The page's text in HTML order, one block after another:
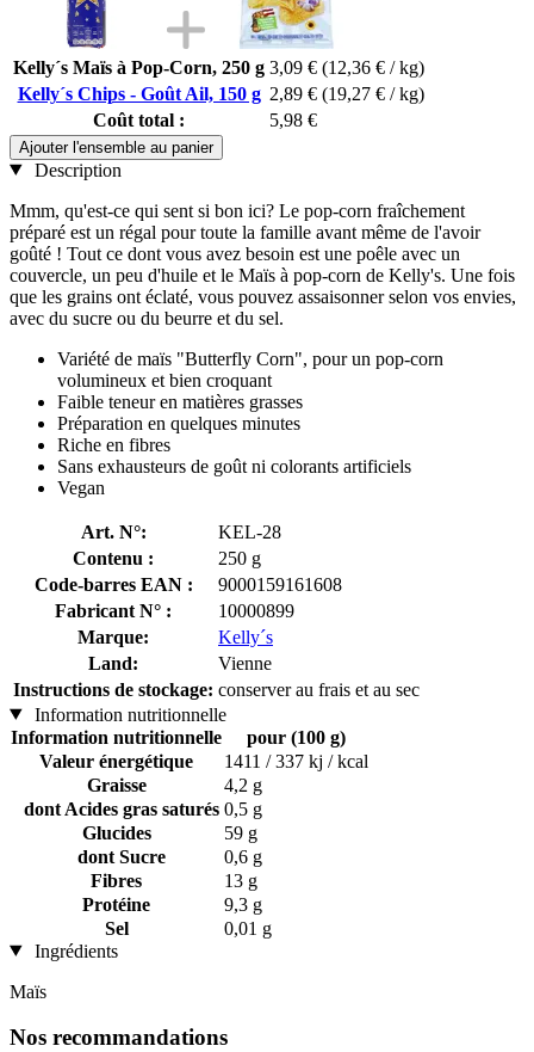
Kelly´s Maïs à Pop-Corn, 250 g 3,09 € (12,36 € / kg)
Kelly´s Chips - Goût Ail, 150 g 2,89 € (19,27 € / kg)
Coût total :
5,98 €
Ajouter l'ensemble au panier
Description
Mmm, qu'est-ce qui sent si bon ici? Le pop-corn fraîchement
préparé est un régal pour toute la famille avant même de l'avoir
goûté ! Tout ce dont vous avez besoin est une poêle avec un
couvercle, un peu d'huile et le Maïs à pop-corn de Kelly's. Une fois
que les grains ont éclaté, vous pouvez assaisonner selon vos envies,
avec du sucre ou du beurre et du sel.
Variété de maïs "Butterfly Corn", pour un pop-corn
volumineux et bien croquant
Faible teneur en matières grasses
Préparation en quelques minutes
Riche en fibres
Sans exhausteurs de goût ni colorants artificiels
Vegan
Art. N°:
KEL-28
Contenu :
250 g
Code-barres EAN :
9000159161608
Fabricant N° :
10000899
Marque:
Kelly´s
Land:
Vienne
Instructions de stockage: conserver au frais et au sec
Information nutritionnelle
Information nutritionnelle
pour (100 g)
Valeur énergétique
1411 / 337 kj / kcal
Graisse
4,2 g
dont Acides gras saturés 0,5 g
Glucides
59 g
dont Sucre
0,6 g
Fibres
13 g
Protéine
9,3 g
Sel
0,01 g
Ingrédients
Maïs
Nos recommandations